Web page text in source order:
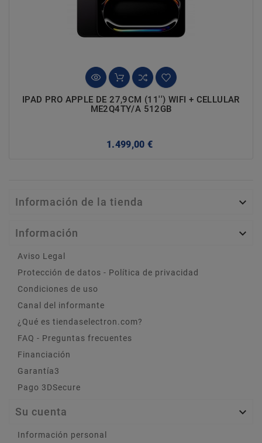
IPAD PRO APPLE DE 27,9CM (11'') WIFI + CELLULAR
ME2Q4TY/A 512GB
1.499,00 €
Información de la tienda 
Información 
Aviso Legal
Protección de datos - Política de privacidad
Condiciones de uso
Canal del informante
¿Qué es tiendaselectron.com?
FAQ - Preguntas frecuentes
Financiación
Garantía3
Pago 3DSecure
Su cuenta 
Información personal